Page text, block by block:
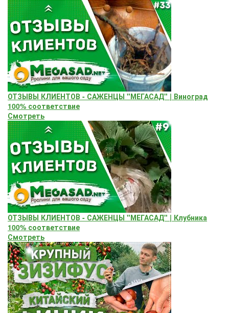
ОТЗЫВЫ КЛИЕНТОВ - САЖЕНЦЫ "МЕГАСАД" | Виноград
100% соответствие
Смотреть
ОТЗЫВЫ КЛИЕНТОВ - САЖЕНЦЫ "МЕГАСАД" | Клубника
100% соответствие
Смотреть